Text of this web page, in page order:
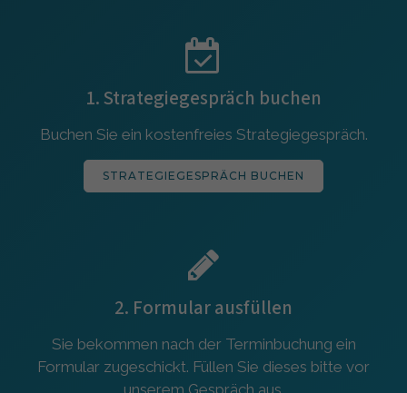
1. Strategiegespräch buchen
Buchen Sie ein kostenfreies Strategiegespräch.
STRATEGIEGESPRÄCH BUCHEN
2. Formular ausfüllen
Sie bekommen nach der Terminbuchung ein
Formular zugeschickt. Füllen Sie dieses bitte vor